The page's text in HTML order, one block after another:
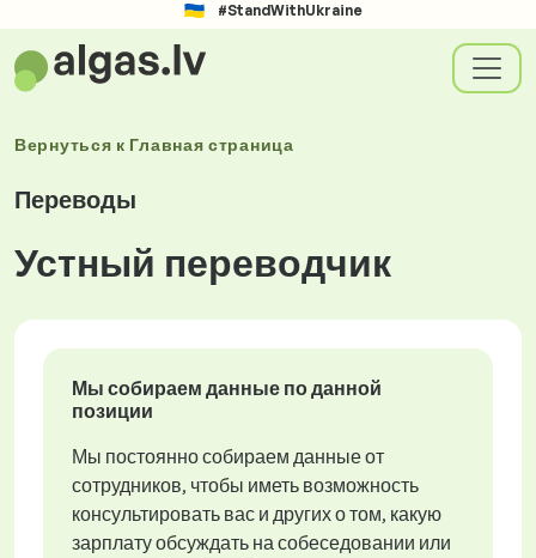
#StandWithUkraine
Вернуться к Главная страница
Переводы
Устный переводчик
Мы собираем данные по данной
позиции
Мы постоянно собираем данные от
сотрудников, чтобы иметь возможность
консультировать вас и других о том, какую
зарплату обсуждать на собеседовании или